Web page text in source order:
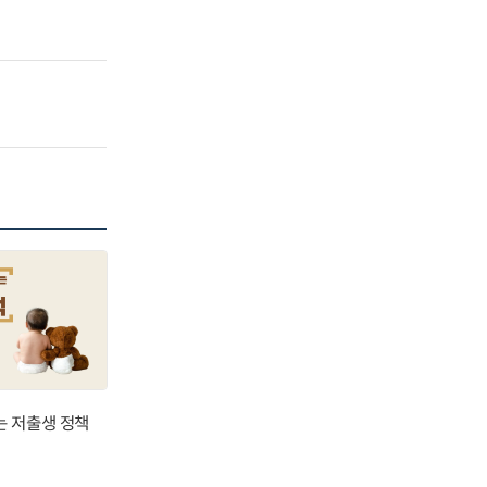
저출생 정책